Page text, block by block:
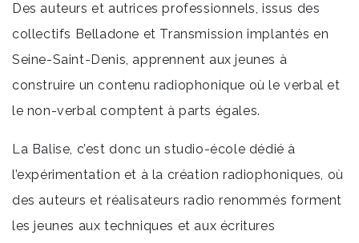
Des auteurs et autrices professionnels, issus des
collectifs Belladone et Transmission implantés en
Seine-Saint-Denis, apprennent aux jeunes à
construire un contenu radiophonique où le verbal et
le non-verbal comptent à parts égales.
La Balise, c’est donc un studio-école dédié à
l’expérimentation et à la création radiophoniques, où
des auteurs et réalisateurs radio renommés forment
les jeunes aux techniques et aux écritures